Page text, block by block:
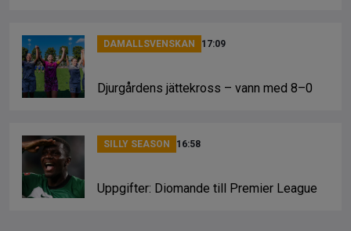
DAMALLSVENSKAN 17:09
Djurgårdens jättekross – vann med 8–0
SILLY SEASON 16:58
Uppgifter: Diomande till Premier League